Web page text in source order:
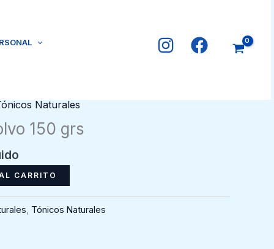
Naturales
150 grs
CARRITO
Tónicos Naturales